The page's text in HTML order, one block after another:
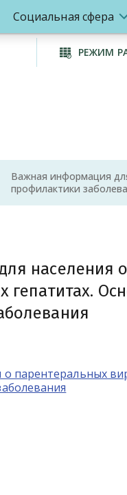
Социальная сфера
РЕЖИМ
Важная информация
профилактики
населения о
гепатитах.
парентеральных